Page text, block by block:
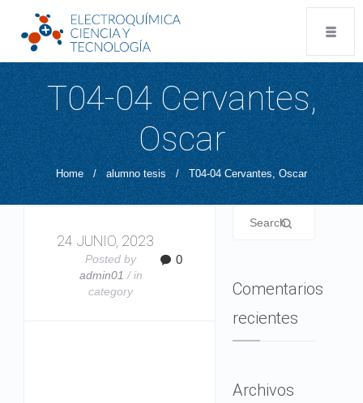
T04-04 Cervantes,
Oscar
Home / alumno tesis / T04-04 Cervantes, Oscar
24 JUNIO, 2023
Posted by
admin01 / in
category
0
Comentarios
recientes
Archivos